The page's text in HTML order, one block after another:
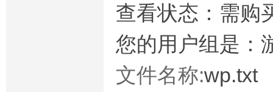
查看状态：需购
您的用户组是：
文件名称:wp.txt